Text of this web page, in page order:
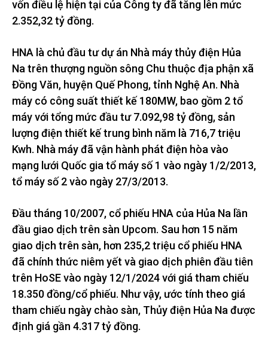
vốn điều lệ hiện tại của Công ty đã tăng lên mức
2.352,32 tỷ đồng.
HNA là chủ đầu tư dự án Nhà máy thủy điện Hủa
Na trên thượng nguồn sông Chu thuộc địa phận xã
Đồng Văn, huyện Quế Phong, tỉnh Nghệ An. Nhà
máy có công suất thiết kế 180MW, bao gồm 2 tổ
máy với tổng mức đầu tư 7.092,98 tỷ đồng, sản
lượng điện thiết kế trung bình năm là 716,7 triệu
Kwh. Nhà máy đã vận hành phát điện hòa vào
mạng lưới Quốc gia tổ máy số 1 vào ngày 1/2/2013,
tổ máy số 2 vào ngày 27/3/2013.
Đầu tháng 10/2007, cổ phiếu HNA của Hủa Na lần
đầu giao dịch trên sàn Upcom. Sau hơn 15 năm
giao dịch trên sàn, hơn 235,2 triệu cổ phiếu HNA
đã chính thức niêm yết và giao dịch phiên đầu tiên
trên HoSE vào ngày 12/1/2024 với giá tham chiếu
18.350 đồng/cổ phiếu. Như vậy, ước tính theo giá
tham chiếu ngày chào sàn, Thủy điện Hủa Na được
định giá gần 4.317 tỷ đồng.